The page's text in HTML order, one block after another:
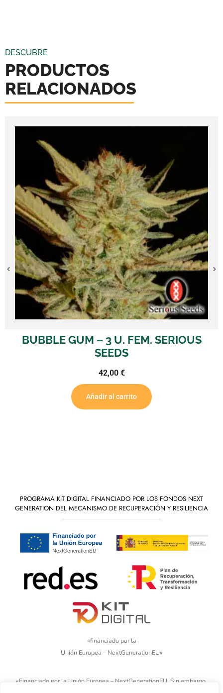
DESCUBRE
PRODUCTOS
RELACIONADOS
BUBBLE GUM – 3 U. FEM. SERIOUS
SEEDS
42,00 €
Añadir al carrito
PROGRAMA KIT DIGITAL FINANCIADO POR LOS FONDOS NEXT
GENERATION DEL MECANISMO DE RECUPERACIÓN Y RESILIENCIA
«financiado por la
Unión Europea – NextGenerationEU»
«Financiado por la Unión Europea – NextGenerationEU. Sin embargo,